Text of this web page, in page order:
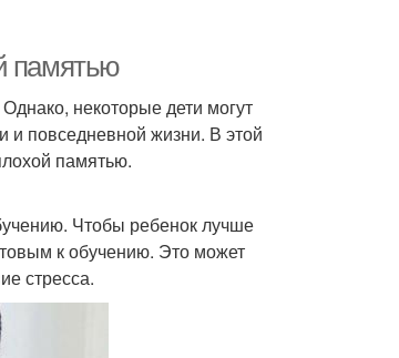
памятью
некоторые дети могут
и повседневной жизни. В этой
памятью.
Чтобы ребенок лучше
к обучению. Это может
стресса.